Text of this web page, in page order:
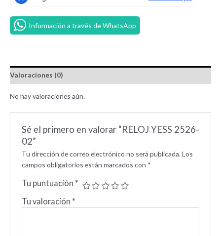
Información a través de WhatsApp
Valoraciones (0)
No hay valoraciones aún.
Sé el primero en valorar “RELOJ YESS 2526-
02”
Tu dirección de correo electrónico no será publicada. Los
campos obligatorios están marcados con *
Tu puntuación *
Tu valoración *